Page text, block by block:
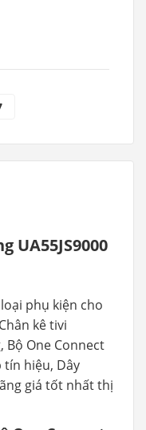
UA55JS9000
phụ kiện cho
kê tivi
Bộ One Connect
tín hiệu, Dây
giá tốt nhất thị